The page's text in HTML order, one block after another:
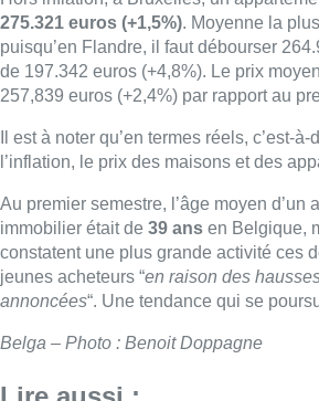
275.321 euros (+1,5%). Moyenne la
puisqu’en Flandre, il faut débourser
de 197.342 euros (+4,8%). Le prix
257,839 euros (+2,4%) par rapport au
Il est à noter qu’en termes réels, c’est-
l’inflation, le prix des maisons et des
Au premier semestre, l’âge moyen d’un
immobilier était de 39 ans en Belgique,
constatent une plus grande activité ces
jeunes acheteurs “en raison des
annoncées“. Une tendance qui se
Belga – Photo : Benoit Doppagne